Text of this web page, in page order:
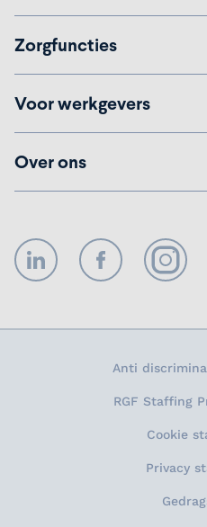
Zorgfuncties
Voor werkgevers
Over ons
LinkedIn Facebook
Anti
RGF Staffing
Cookie
Privacy